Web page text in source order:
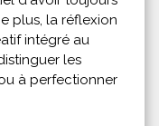
plus, la réflexion
intégré au
les
à perfectionner